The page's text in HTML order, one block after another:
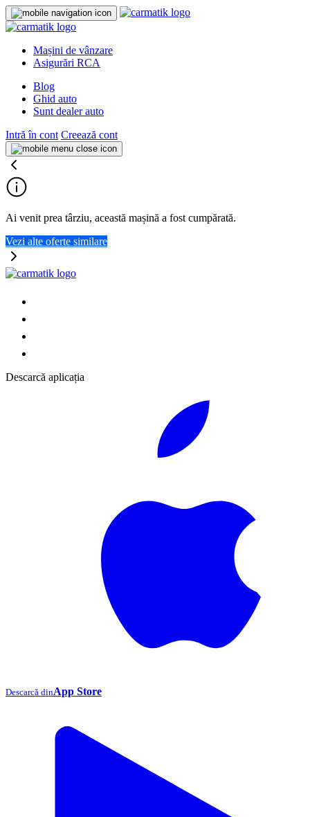
Mașini de vânzare
Asigurări RCA
Blog
Ghid auto
Sunt dealer auto
Intră în cont Creează cont
Ai venit prea târziu, această mașină a fost cumpărată.
Vezi alte oferte similare
Descarcă aplicația
Descarcă dinApp Store